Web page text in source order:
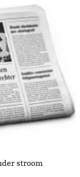
stroom